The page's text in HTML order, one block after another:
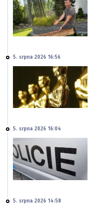
5. srpna 2026 16:56
5. srpna 2026 16:04
5. srpna 2026 14:58